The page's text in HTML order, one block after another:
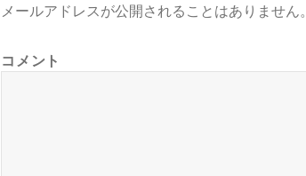
メールアドレスが公開されることはありません。
コメント